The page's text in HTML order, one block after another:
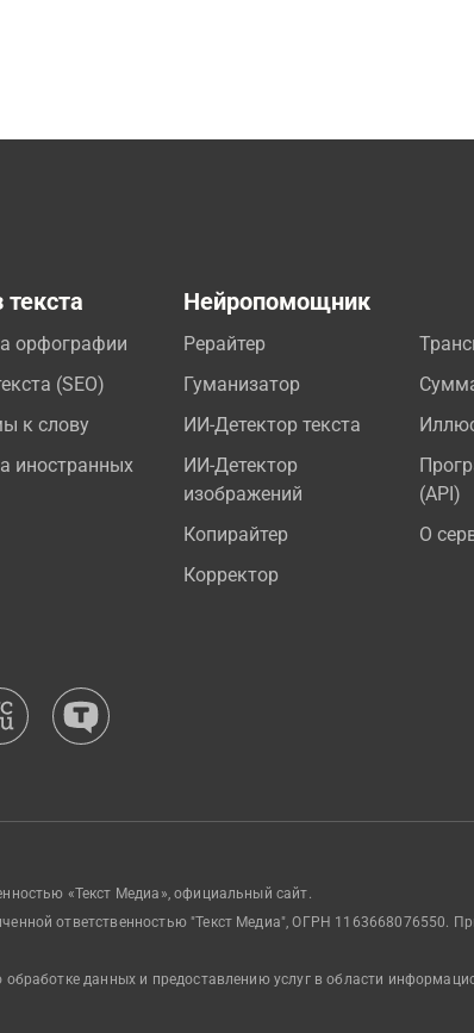
орфографии
(SEO)
к слову
иностранных
Нейропомощник
Рерайтер
Гуманизатор
ИИ-Детектор текста
ИИ-Детектор
изображений
Копирайтер
Корректор
(API)
О
«Текст Медиа», официальный сайт.
ответственностью "Текст Медиа", ОГРН 1163668076550.
обработке данных и предоставлению услуг в области